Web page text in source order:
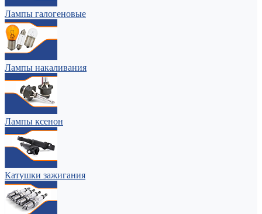
Лампы галогеновые
Лампы накаливания
Лампы ксенон
Катушки зажигания